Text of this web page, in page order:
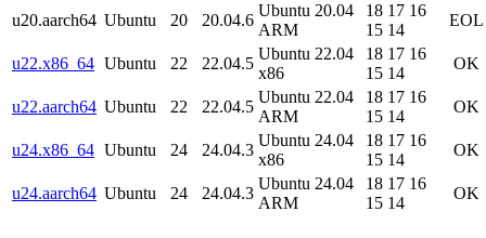
u20.aarch64 Ubuntu 20 20.04.6
Ubuntu 20.04
ARM
18 17 16
15 14
EOL
u22.x86_64 Ubuntu 22 22.04.5
Ubuntu 22.04
x86
18 17 16
15 14
OK
u22.aarch64 Ubuntu 22 22.04.5
Ubuntu 22.04
ARM
18 17 16
15 14
OK
u24.x86_64 Ubuntu 24 24.04.3
Ubuntu 24.04
x86
18 17 16
15 14
OK
u24.aarch64 Ubuntu 24 24.04.3
Ubuntu 24.04
ARM
18 17 16
15 14
OK